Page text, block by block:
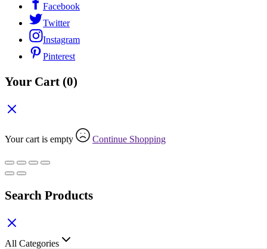
Facebook
Twitter
Instagram
Pinterest
Your Cart (0)
Your cart is empty Continue Shopping
Search Products
All Categories